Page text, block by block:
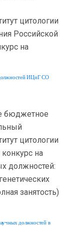
цитологии
Российской
на
ИЦиГ СО
бюджетное
цитологии
на
должностей:
занятость)
должностей в